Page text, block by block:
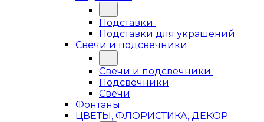
Подставки
Подставки для украшений
Свечи и подсвечники
Свечи и подсвечники
Подсвечники
Свечи
Фонтаны
ЦВЕТЫ, ФЛОРИСТИКА, ДЕКОР